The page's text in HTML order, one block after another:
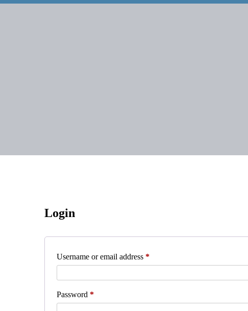
Login
Username or email address *
Password *